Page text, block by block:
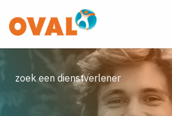
zoek een dienstverlener